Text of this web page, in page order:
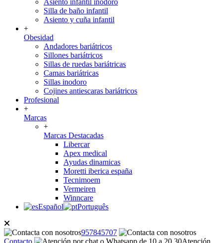
Asiento infantil inodoro
Silla de baño infantil
Asiento y cuña infantil
+
Obesidad
Andadores bariátricos
Sillones bariátricos
Sillas de ruedas bariátricas
Camas bariátricas
Sillas inodoro
Cojines antiescaras bariátricos
Profesional
+
Marcas
+
Marcas Destacadas
Libercar
Apex medical
Ayudas dinamicas
Moretti iberica españa
Tecnimoem
Vermeiren
Winncare
Español
Português
957845707
Contacto
Atención